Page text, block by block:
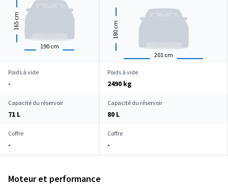
190 cm
165
cm
201 cm
180
cm
Poids à vide
-
Poids à vide
2490 kg
Capacité du réservoir
71 L
Capacité du réservoir
80 L
Coffre
-
Coffre
-
Moteur et performance